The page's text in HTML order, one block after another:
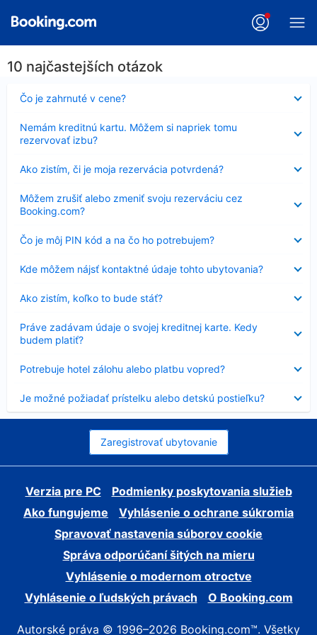
10 najčastejších otázok
Čo je zahrnuté v cene?
Nezobrazuje
sa
Nemám kreditnú kartu. Môžem si napriek tomu
rezervovať izbu?
sa
Ako zistím, či je moja rezervácia potvrdená?
sa
Môžem zrušiť alebo zmeniť svoju rezerváciu cez
Booking.com?
sa
Čo je môj PIN kód a na čo ho potrebujem?
Nezobrazuje
sa
Kde môžem nájsť kontaktné údaje tohto ubytovania?
sa
Ako zistím, koľko to bude stáť?
sa
Práve zadávam údaje o svojej kreditnej karte. Kedy
budem platiť?
sa
Potrebuje hotel zálohu alebo platbu vopred?
sa
Je možné požiadať prístelku alebo detskú postieľku?
sa
Zaregistrovať ubytovanie
Verzia pre PC
Podmienky poskytovania služieb
Ako fungujeme
Vyhlásenie o ochrane súkromia
Spravovať nastavenia súborov cookie
Správa odporúčaní šitých na mieru
Vyhlásenie o modernom otroctve
Vyhlásenie o ľudských právach
O Booking.com
Autorské práva © 1996–2026 Booking.com™. Všetky